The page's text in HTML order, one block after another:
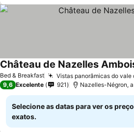
Bed & Breakfast Vistas panorâmicas do vale
Château de Nazelles
9,6 Excelente 921 Nazelles-Négron,
Selecione as datas para ver os
exatos.